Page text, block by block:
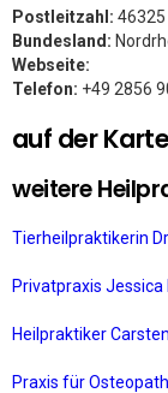
Postleitzahl: 46325
Bundesland:
Webseite:
Telefon: +49 2856
auf der Karte
weitere
Tierheilpraktikerin
Privatpraxis
Heilpraktiker
Praxis für